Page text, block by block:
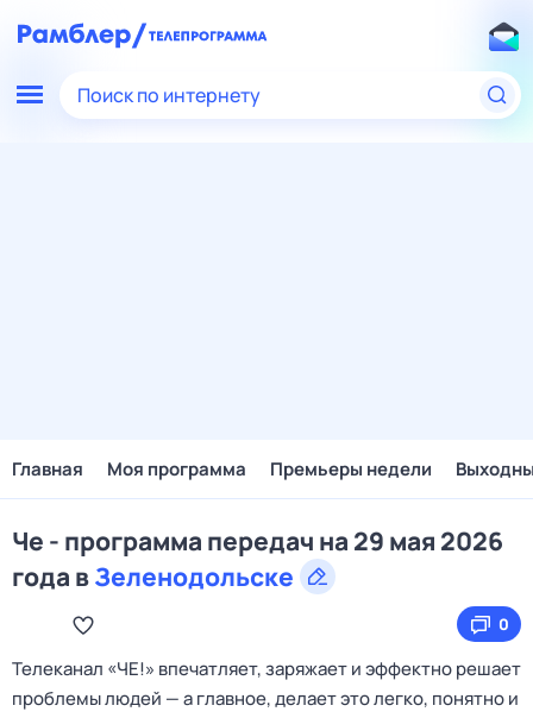
Поиск по интернету
Главная Моя программа Премьеры недели
Че - программа передач на 29 мая 2026
года вЗеленодольске
0
Телеканал «ЧЕ!» впечатляет, заряжает и эффектно решает
проблемы людей — а главное, делает это легко, понятно и